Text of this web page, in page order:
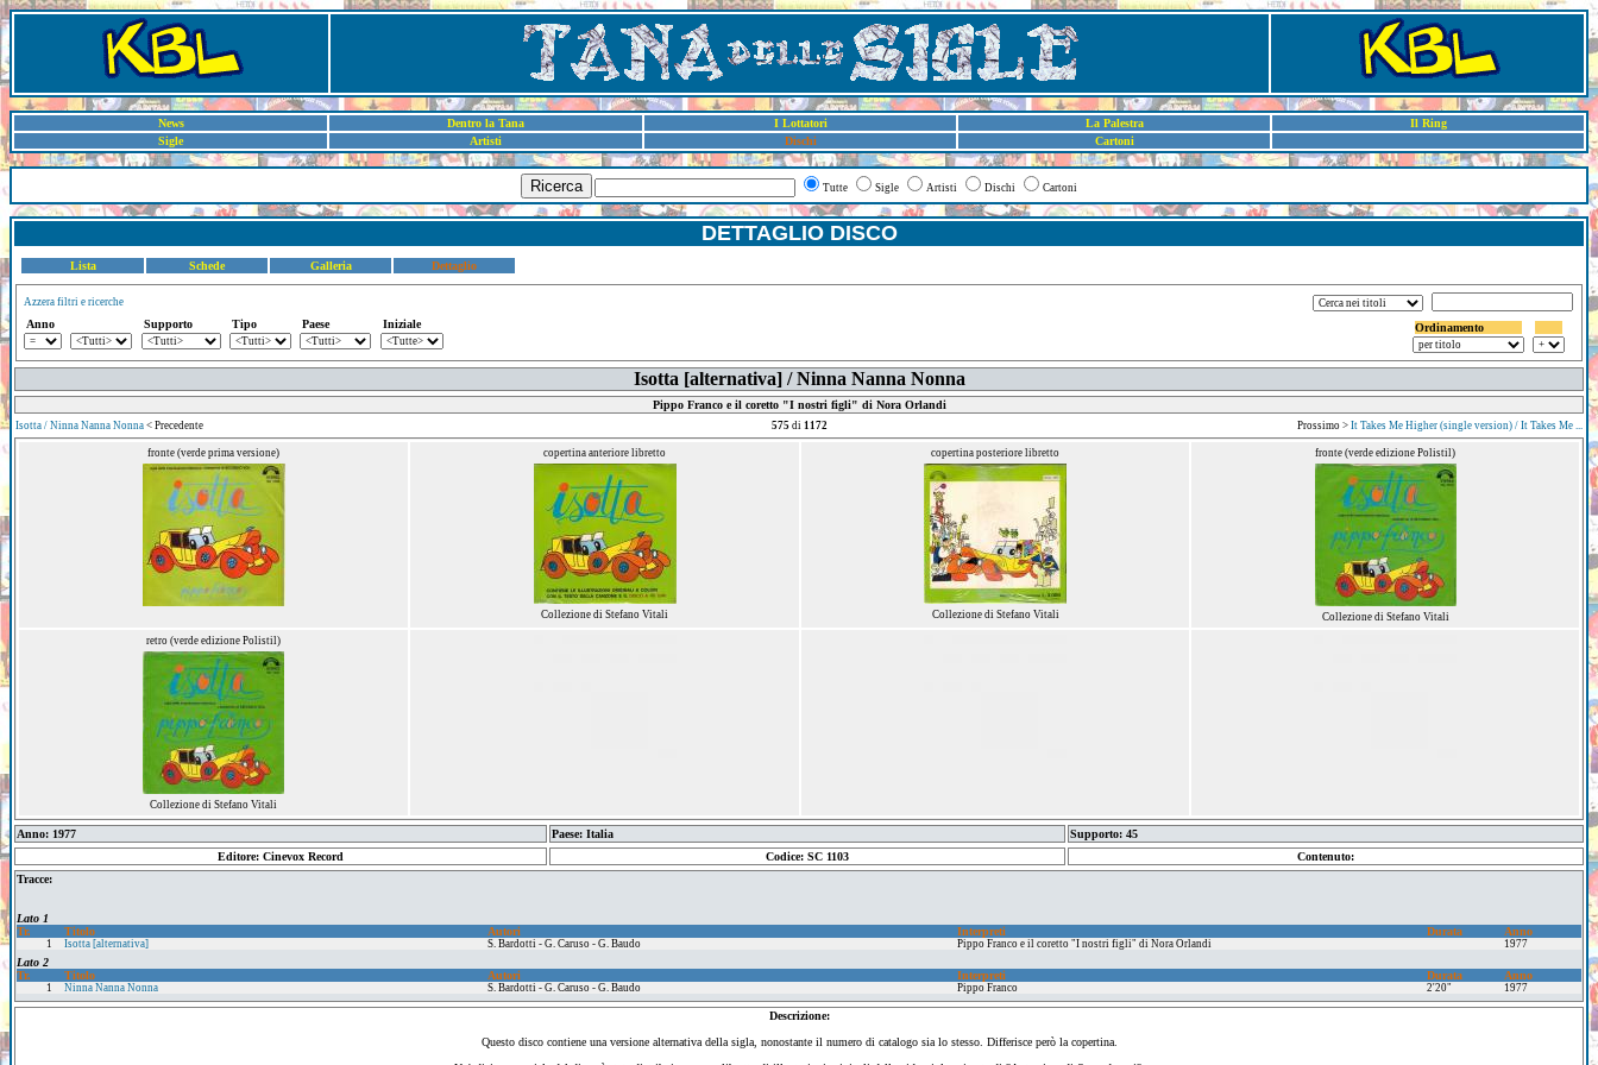
News Dentro la Tana I Lottatori La Palestra
Il Ring
Sigle
Artisti Dischi Cartoni
Ricerca Tutte Sigle Artisti Dischi Cartoni
DETTAGLIO DISCO
Lista Schede Galleria Dettaglio
Azzera filtri e ricerche
Anno Supporto Tipo Paese Iniziale Ordinamento
Isotta [alternativa] / Ninna Nanna Nonna
Pippo Franco e il coretto "I nostri figli" di Nora Orlandi
Isotta / Ninna Nanna Nonna < Precedente 575 di 1172 Prossimo > It Takes Me Higher (single version) / It Takes Me ...
fronte (verde prima versione) copertina anteriore libretto
Collezione di Stefano Vitali
copertina posteriore libretto
Collezione di Stefano Vitali
fronte (verde edizione Polistil)
Collezione di Stefano Vitali
retro (verde edizione Polistil)
Collezione di Stefano Vitali
Anno: 1977 Paese: Italia
Supporto: 45
Editore: Cinevox Record
Codice: SC 1103
Contenuto:
Tracce:
Lato 1
Tr.
Titolo Autori Interpreti Durata Anno
1 Isotta [alternativa] S. Bardotti - G. Caruso - G. Baudo Pippo Franco e il coretto "I nostri figli" di Nora Orlandi 1977
Lato 2
Tr.
Titolo Autori Interpreti Durata Anno
1 Ninna Nanna Nonna S. Bardotti - G. Caruso - G. Baudo Pippo Franco 2'20" 1977
Descrizione:
Questo disco contiene una versione alternativa della sigla, nonostante il numero di catalogo sia lo stesso. Differisce però la copertina.